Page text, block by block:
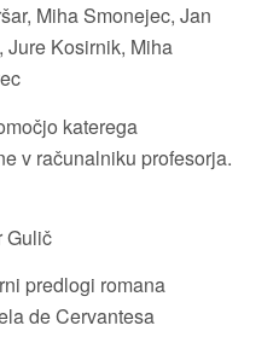
Miha Smonejec, Jan
Jure Kosirnik, Miha
katerega
v računalniku profesorja.
Gulič
predlogi romana
de Cervantesa